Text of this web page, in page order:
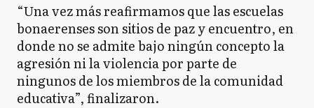
“Una vez más reafirmamos que las escuelas
bonaerenses son sitios de paz y encuentro, en
donde no se admite bajo ningún concepto la
agresión ni la violencia por parte de
ningunos de los miembros de la comunidad
educativa”, finalizaron.